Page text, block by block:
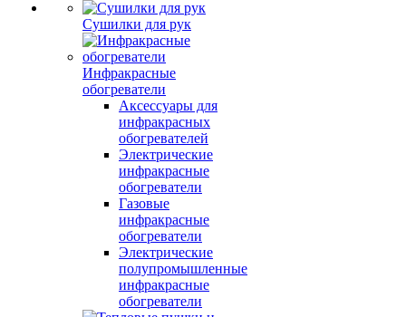
Сушилки для рук
Инфракрасные
обогреватели
Аксессуары для
инфракрасных
обогревателей
Электрические
инфракрасные
обогреватели
Газовые
инфракрасные
обогреватели
Электрические
полупромышленные
инфракрасные
обогреватели